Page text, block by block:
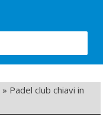
» Padel club chiavi in